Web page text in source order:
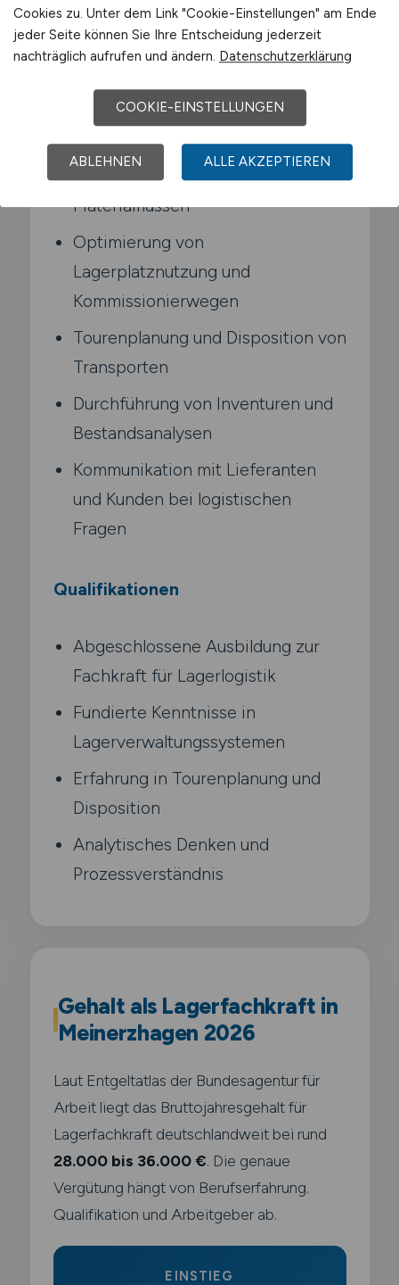
Disposition und Tourenplanung.
Typische Aufgaben in
Meinerzhagen
Planung und Steuerung von
Lagerprozessen und
Materialflüssen
Optimierung von
Lagerplatznutzung und
Kommissionierwegen
Tourenplanung und Disposition von
Transporten
Durchführung von Inventuren und
Bestandsanalysen
Kommunikation mit Lieferanten
und Kunden bei logistischen
Fragen
Qualifikationen
Abgeschlossene Ausbildung zur
Fachkraft für Lagerlogistik
Fundierte Kenntnisse in
Lagerverwaltungssystemen
Erfahrung in Tourenplanung und
Disposition
Analytisches Denken und
Prozessverständnis
Gehalt als Lagerfachkraft in
Meinerzhagen 2026
Laut Entgeltatlas der Bundesagentur für
Arbeit liegt das Bruttojahresgehalt für
Lagerfachkraft deutschlandweit bei rund
28.000 bis 36.000 €. Die genaue
Vergütung hängt von Berufserfahrung.
Qualifikation und Arbeitgeber ab.
EINSTIEG
Cookies zu. Unter dem Link "Cookie-Einstellungen" am Ende
jeder Seite können Sie Ihre Entscheidung jederzeit
nachträglich aufrufen und ändern. Datenschutzerklärung
COOKIE-EINSTELLUNGEN
ABLEHNEN ALLE AKZEPTIEREN